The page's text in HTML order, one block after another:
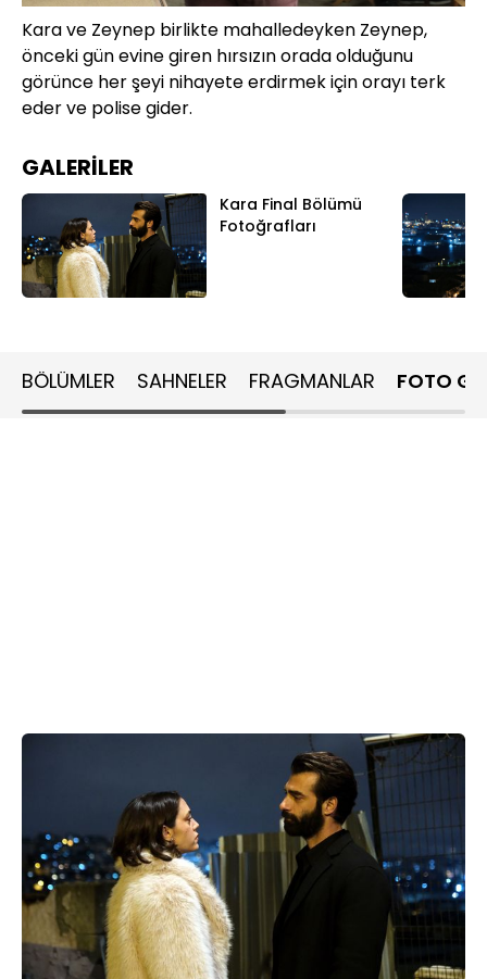
Kara ve Zeynep birlikte mahalledeyken Zeynep,
önceki gün evine giren hırsızın orada olduğunu
görünce her şeyi nihayete erdirmek için orayı terk
eder ve polise gider.
GALERİLER
Kara Final Bölümü
Fotoğrafları
BÖLÜMLER SAHNELER FRAGMANLAR FOTO